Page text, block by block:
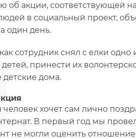
об акции, соответствующей
в социальный проект,
один день.
сотрудник снял с елки
принести их
дома.
человек хочет сам лично
В первый год мы
не могли оценить